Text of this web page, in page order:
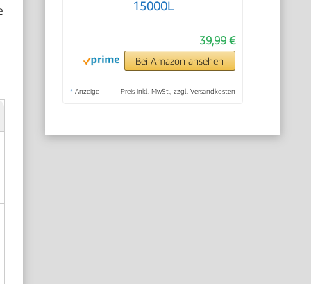
15000L
39,99 €
Bei Amazon ansehen
* Anzeige Preis inkl. MwSt., zzgl. Versandkosten